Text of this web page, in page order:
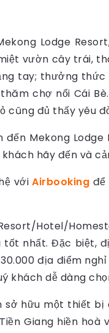
Lodge
vườn cây trái,
tay; thưởng
chợ nổi Cái
cũng đủ thấy yêu
Mekong
hãy đến và
vớiAirbooking để
Hotel/
nhất. Đặc biệt,
địa điểm
khách dễ dàng
sở hữu một thiết
Giang hiền